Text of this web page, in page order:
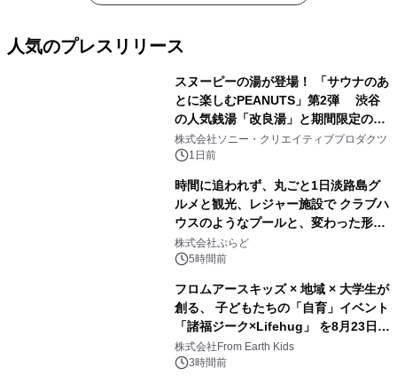
人気のプレスリリース
スヌーピーの湯が登場！ 「サウナのあ
とに楽しむPEANUTS」第2弾 渋谷
の人気銭湯「改良湯」と期間限定のコ
ラボレーション サウナイキタイコラ
ボグッズも発売決定！
株式会社ソニー・クリエイティブプロダクツ
1日前
時間に追われず、丸ごと1日淡路島グ
ルメと観光、レジャー施設で クラブハ
ウスのようなプールと、変わった形の
サウナも 「THE BOXY AWAJI」のお
得な素泊まり連泊プランで
株式会社ぷらど
5時間前
フロムアースキッズ × 地域 × 大学生が
創る、 子どもたちの「自育」イベント
「諸福ジーク×Lifehug」 を8月23日
(日)開催
株式会社From Earth Kids
3時間前